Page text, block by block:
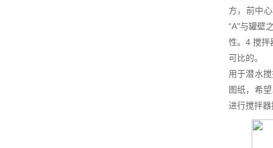
方，前中
“A"与罐壁
性。4 搅拌
可比的。
用于潜水
图纸，希
进行搅拌